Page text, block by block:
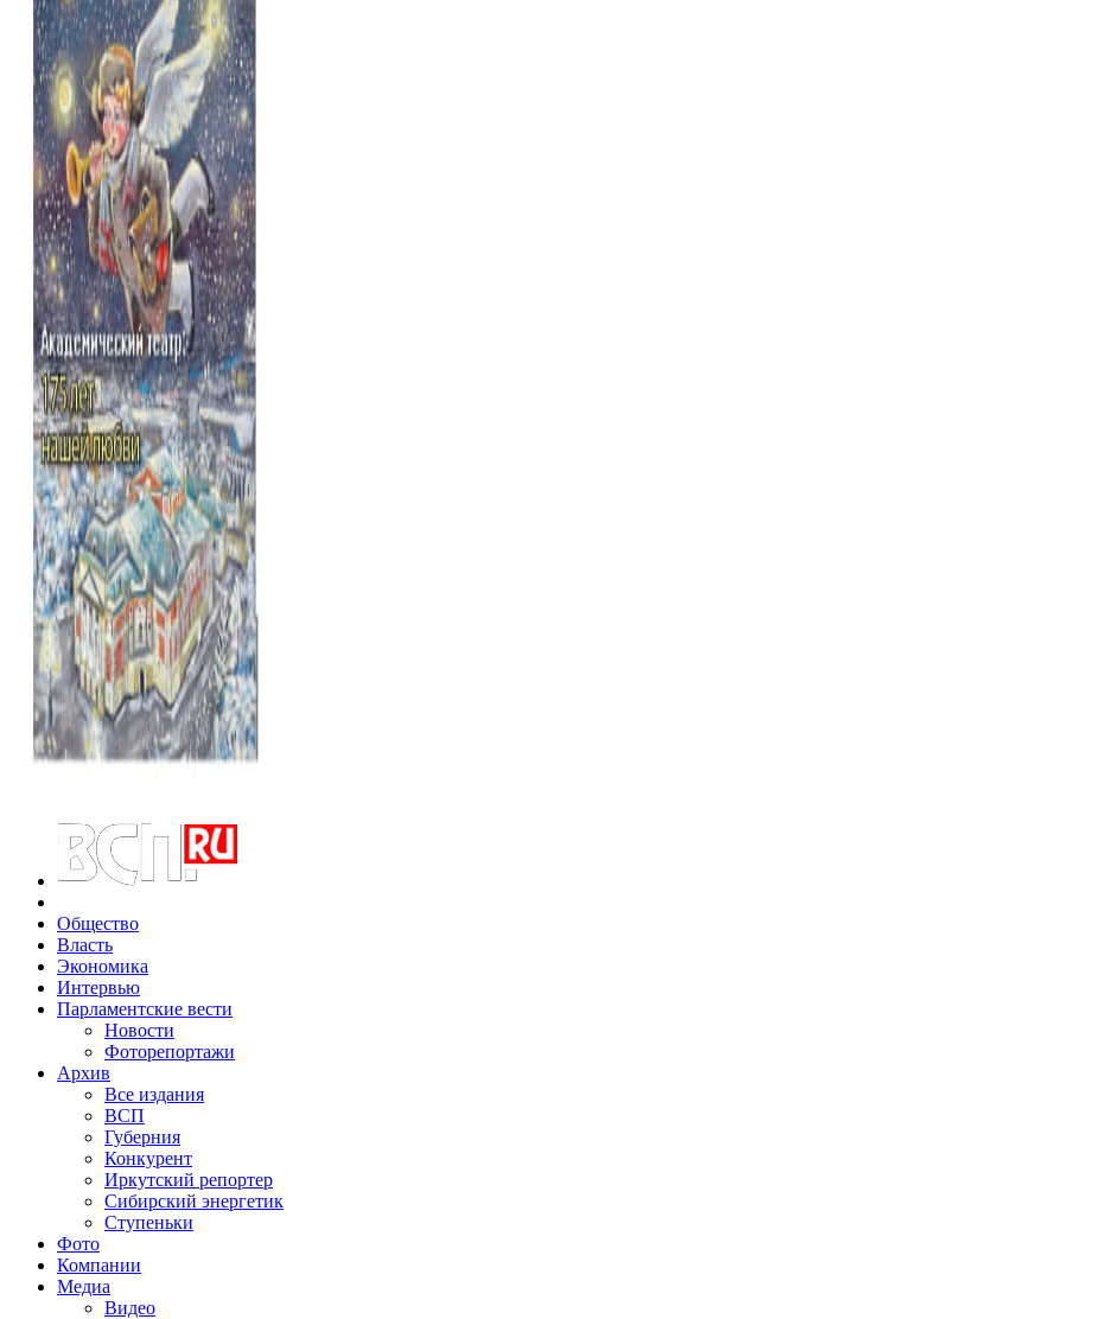
Общество
Власть
Экономика
Интервью
Парламентские вести
Новости
Фоторепортажи
Архив
Все издания
ВСП
Губерния
Конкурент
Иркутский репортер
Сибирский энергетик
Ступеньки
Фото
Компании
Медиа
Видео